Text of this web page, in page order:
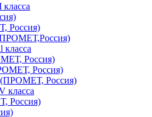
Россия)
Россия)
Россия)
Россия)
класса
Россия)